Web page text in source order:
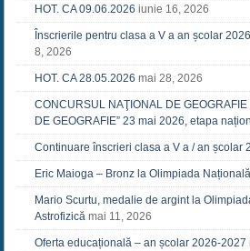
HOT. CA 09.06.2026 iunie 16, 2026
Înscrierile pentru clasa a V a an școlar
8, 2026
HOT. CA 28.05.2026 mai 28, 2026
CONCURSUL NAŢIONAL DE GEOGRAFIE
DE GEOGRAFIE” 23 mai 2026, etapa
Continuare înscrieri clasa a V a / an școlar
Eric Maioga – Bronz la Olimpiada
Mario Scurtu, medalie de argint la
Astrofizică mai 11, 2026
Oferta educațională – an școlar 2026-2027